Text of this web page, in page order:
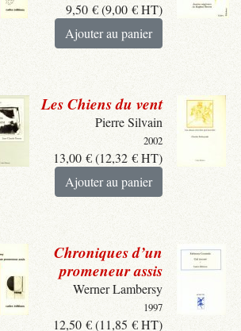
9,50€(9,00€HT)
Ajouter au panier
Les Chiens du vent
Pierre Silvain
2002
13,00€(12,32€HT)
Ajouter au panier
Chroniques d’un
promeneur assis
Werner Lambersy
1997
12,50€(11,85€HT)